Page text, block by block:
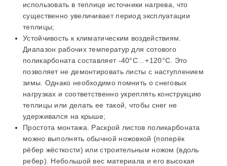
использовать в теплице источники нагрева, что
существенно увеличивает период эксплуатации
теплицы;
Устойчивость к климатическим воздействиям.
Диапазон рабочих температур для сотового
поликарбоната составляет -40°С…+120°С. Это
позволяет не демонтировать листы с наступлением
зимы. Однако необходимо помнить о снеговых
нагрузках и соответственно укреплять конструкцию
теплицы или делать ее такой, чтобы снег не
удерживался на крыше;
Простота монтажа. Раскрой листов поликарбоната
можно выполнять обычной ножовкой (поперёк
рёбер жёсткости) или строительным ножом (вдоль
ребер). Небольшой вес материала и его высокая